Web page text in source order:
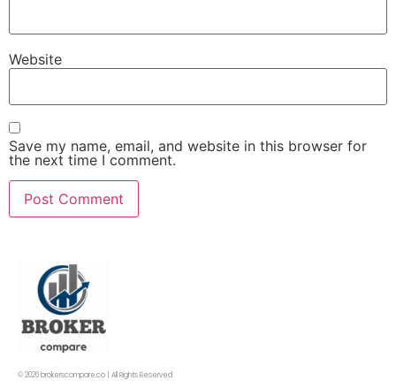
Website
Save my name, email, and website in this browser for
the next time I comment.
© 2026 brokerscompare.co | All Rights Reserved